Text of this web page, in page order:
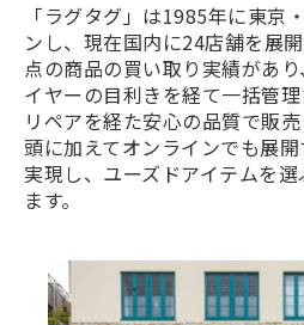
「ラグタグ」は1985年に東京
ンし、現在国内に24店舗を展
点の商品の買い取り実績があ
イヤーの目利きを経て一括管
リペアを経た安心の品質で販
頭に加えてオンラインでも展
実現し、ユーズドアイテムを
ます。